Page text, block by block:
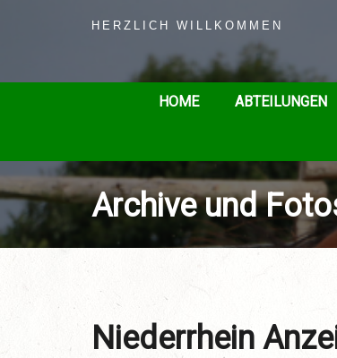
HERZLICH WILLKOMMEN
HOME ABTEILUNGEN
Archive und
Niederrhein